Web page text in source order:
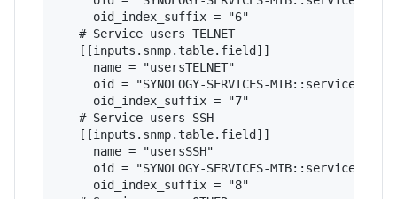
     oid_index_suffix = "6"
   # Service users TELNET
   [[inputs.snmp.table.field]]
     name = "usersTELNET"
     oid = "SYNOLOGY-SERVICES-MIB::serviceUsers"
     oid_index_suffix = "7"
   # Service users SSH
   [[inputs.snmp.table.field]]
     name = "usersSSH"
     oid = "SYNOLOGY-SERVICES-MIB::serviceUsers"
     oid_index_suffix = "8"